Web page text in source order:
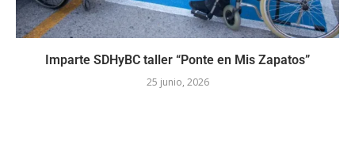
Imparte SDHyBC taller “Ponte en Mis Zapatos”
25 junio, 2026